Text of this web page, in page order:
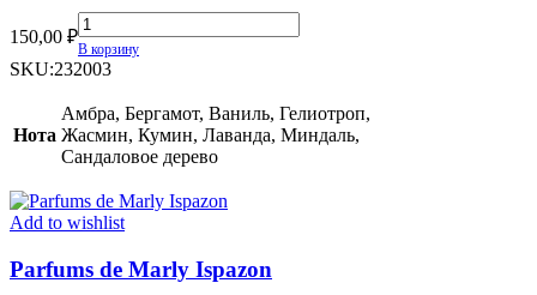
150,00 ₽
Parfums
de
Marly
quantity
В корзину
SKU:232003
Нота
Амбра, Бергамот, Ваниль, Гелиотроп,
Жасмин, Кумин, Лаванда, Миндаль,
Сандаловое дерево
Add to wishlist
Parfums de Marly Ispazon